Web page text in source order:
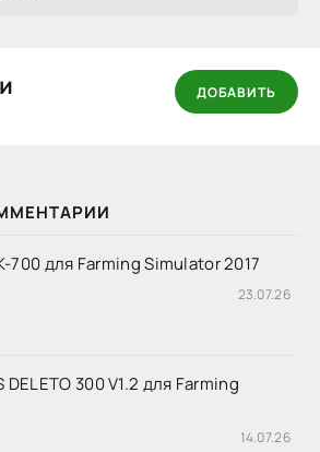
700 для Farming Simulator 2017
23.07.26
300 V1.2 для Farming
14.07.26
ДОБАВИТЬ